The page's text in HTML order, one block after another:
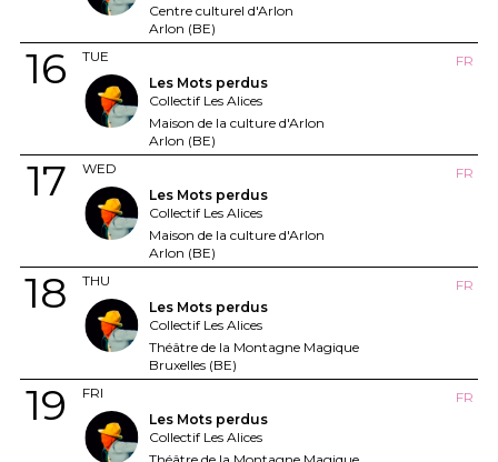
Centre culturel d'Arlon
Arlon (BE)
TUE
16
FR
Les Mots perdus
Collectif Les Alices
Maison de la culture d'Arlon
Arlon (BE)
WED
17
FR
Les Mots perdus
Collectif Les Alices
Maison de la culture d'Arlon
Arlon (BE)
THU
18
FR
Les Mots perdus
Collectif Les Alices
Théâtre de la Montagne Magique
Bruxelles (BE)
FRI
19
FR
Les Mots perdus
Collectif Les Alices